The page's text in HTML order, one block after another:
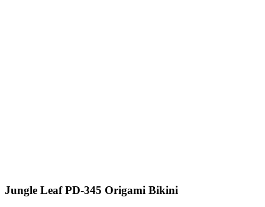
Jungle Leaf PD-345 Origami Bikini